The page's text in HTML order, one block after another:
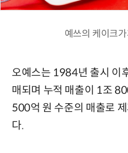
예쓰의 케이크
오예스는 1984년 출시 이
매되며 누적 매출이 1조
500억 원 수준의 매출로
다.